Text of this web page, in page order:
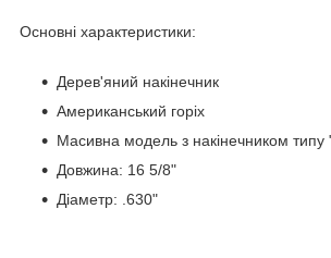
Основні характеристики:
Дерев'яний накінечник
Американський горіх
Масивна модель з накінечником типу
Довжина: 16 5/8"
Діаметр: .630"